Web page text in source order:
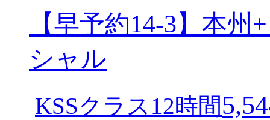
【早予約14-3】本
シャル
KSSクラス12時間